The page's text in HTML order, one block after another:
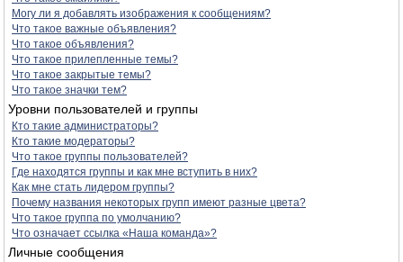
Могу ли я добавлять изображения к сообщениям?
Что такое важные объявления?
Что такое объявления?
Что такое прилепленные темы?
Что такое закрытые темы?
Что такое значки тем?
Уровни пользователей и группы
Кто такие администраторы?
Кто такие модераторы?
Что такое группы пользователей?
Где находятся группы и как мне вступить в них?
Как мне стать лидером группы?
Почему названия некоторых групп имеют разные цвета?
Что такое группа по умолчанию?
Что означает ссылка «Наша команда»?
Личные сообщения